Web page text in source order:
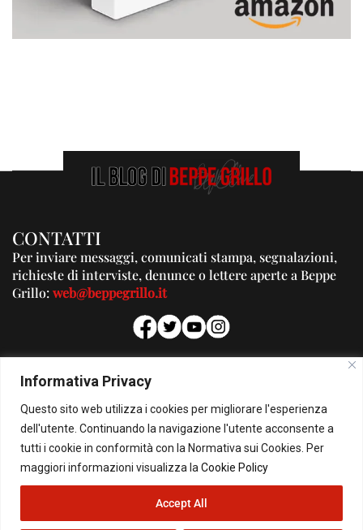
Informativa Privacy
Questo sito web utilizza i cookies per migliorare l'esperienza
dell'utente. Continuando la navigazione l'utente acconsente a
tutti i cookie in conformità con la Normativa sui Cookies. Per
maggiori informazioni visualizza la Cookie Policy
Accept All
CONTATTI
Per inviare messaggi, comunicati stampa, segnalazioni,
richieste di interviste, denunce o lettere aperte a Beppe
Grillo:web@beppegrillo.it
PUBBLICITA'
Per la tua pubblicità su questo Blog:
pubblicita@beppegrillo.it
© Copyright 2026 - Il Blog di Beppe Grillo. All Rights Reserved - Powered by
happygrafic.com